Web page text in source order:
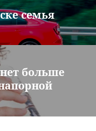
семья
больше